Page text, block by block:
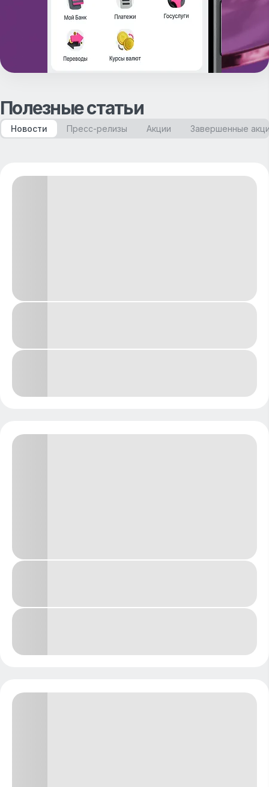
Полезные статьи
Новости Пресс-релизы Акции Завершенные